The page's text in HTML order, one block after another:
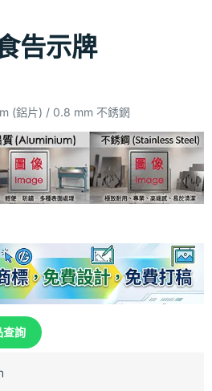
告示牌
(鋁片) / 0.8 mm 不銹龬
詢